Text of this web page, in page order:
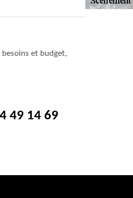
et budget,
49 14 69